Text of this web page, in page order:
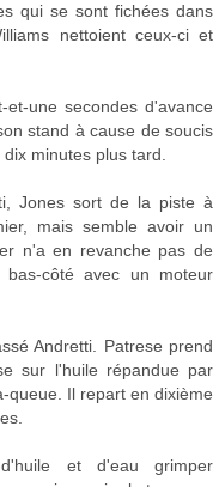
qui se sont fichées dans
nettoient ceux-ci et
une secondes d'avance
stand à cause de soucis
minutes plus tard.
Jones sort de la piste à
mais semble avoir un
n'a en revanche pas de
côté avec un moteur
Andretti. Patrese prend
sur l'huile répandue par
queue. Il repart en dixième
et d'eau grimper